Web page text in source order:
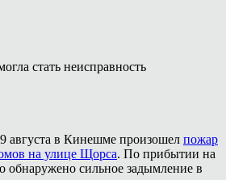
стать неисправность
августа в Кинешме произошел пожар
на улице Щорса. По прибытии на
обнаружено сильное задымление в